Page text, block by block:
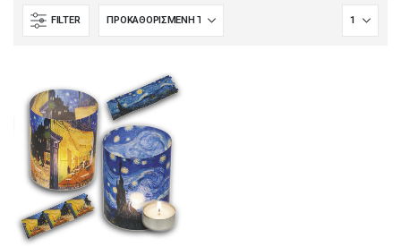
FILTER